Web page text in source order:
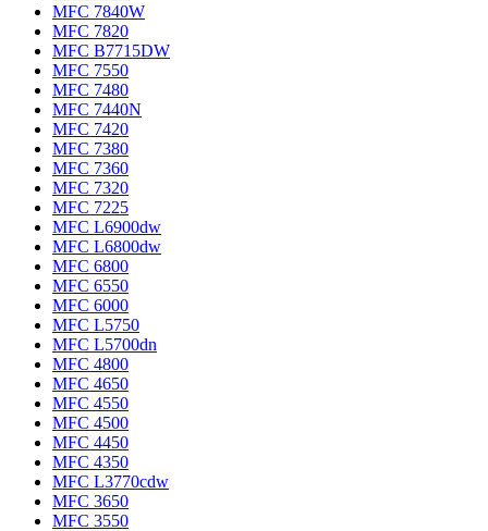
MFC 7840W
MFC 7820
MFC B7715DW
MFC 7550
MFC 7480
MFC 7440N
MFC 7420
MFC 7380
MFC 7360
MFC 7320
MFC 7225
MFC L6900dw
MFC L6800dw
MFC 6800
MFC 6550
MFC 6000
MFC L5750
MFC L5700dn
MFC 4800
MFC 4650
MFC 4550
MFC 4500
MFC 4450
MFC 4350
MFC L3770cdw
MFC 3650
MFC 3550